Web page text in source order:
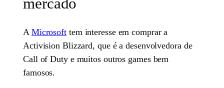
A Microsoft tem interesse em comprar a
Activision Blizzard, que é a desenvolvedora de
Call of Duty e muitos outros games bem
famosos.